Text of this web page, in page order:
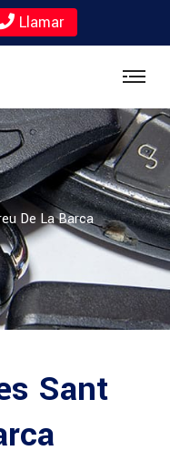
Llamar
De La Barca
Sant